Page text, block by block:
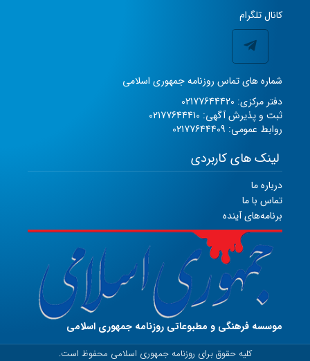
کانال تلگرام
شماره های تماس روزنامه جمهوری اسلامی
دفتر مرکزی: 02177644420
ثبت و پذیرش آگهی: 02177644410
روابط عمومی: 02177644409
لینک های کاربردی
درباره ما
تماس با ما
برنامه‌های آینده
موسسه فرهنگی و مطبوعاتی روزنامه جمهوری اسلامی
کلیه حقوق برای روزنامه جمهوری اسلامی محفوظ است.